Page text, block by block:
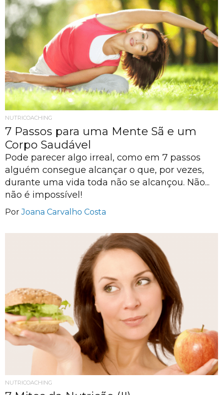
NUTRICOACHING
7 Passos para uma Mente Sã e um
Corpo Saudável
Pode parecer algo irreal, como em 7 passos
alguém consegue alcançar o que, por vezes,
durante uma vida toda não se alcançou. Não...
não é impossível!
PorJoana Carvalho Costa
NUTRICOACHING